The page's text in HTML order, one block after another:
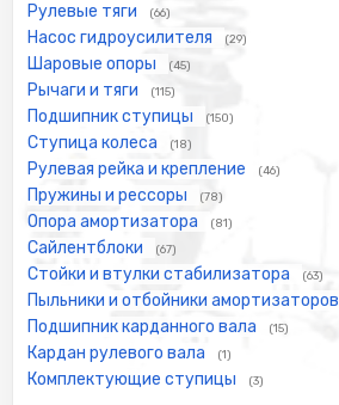
Рулевые тяги (66)
Насос гидроусилителя (29)
Шаровые опоры (45)
Рычаги и тяги (115)
Подшипник ступицы (150)
Ступица колеса (18)
Рулевая рейка и крепление (46)
Пружины и рессоры (78)
Опора амортизатора (81)
Сайлентблоки (67)
Стойки и втулки стабилизатора (63)
Пыльники и отбойники амортизаторов
Подшипник карданного вала (15)
Кардан рулевого вала (1)
Комплектующие ступицы (3)